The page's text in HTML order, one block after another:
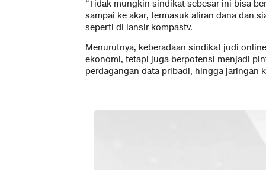
“Tidak mungkin sindikat sebesar ini bisa
sampai ke akar, termasuk aliran dana dan
seperti di lansir kompastv.
Menurutnya, keberadaan sindikat judi
ekonomi, tetapi juga berpotensi menjadi
perdagangan data pribadi, hingga jaringan